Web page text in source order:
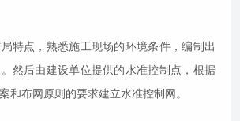
特点，熟悉施工现场的环境条件，编制出
然后由建设单位提供的水准控制点，根据
和布网原则的要求建立水准控制网。